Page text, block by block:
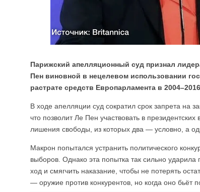
Парижский апелляционный суд признал
Пен виновной в нецелевом использовании
растрате средств Европарламента в
В ходе апелляции суд сократил срок запрета на
что позволит Ле Пен участвовать в
лишения свободы, из которых два — условно, а
Макрон попытался устранить политического
выборов. Однако эта попытка так сильно
ход и смягчить наказание, чтобы не потерять
— оружие против конкурентов, но когда оно бьёт